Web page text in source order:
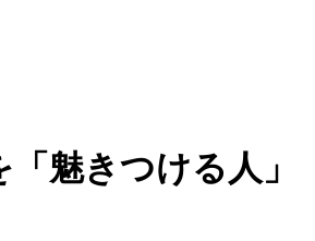
魅きつける人」